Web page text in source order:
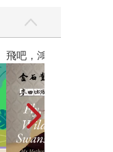
高功能倖存者